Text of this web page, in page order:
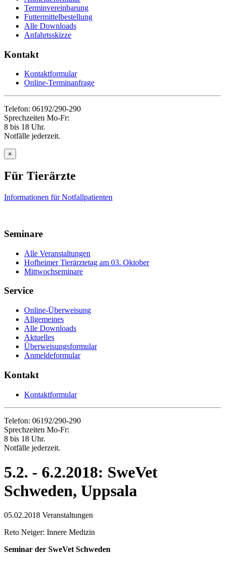
Terminvereinbarung
Futtermittelbestellung
Alle Downloads
Anfahrtsskizze
Kontakt
Kontaktformular
Online-Terminanfrage
Telefon: 06192/290-290
Sprechzeiten Mo-Fr:
8 bis 18 Uhr.
Notfälle jederzeit.
×
Für Tierärzte
Informationen für Notfallpatienten
Seminare
Alle Veranstaltungen
Hofheimer Tierärztetag am 03. Oktober
Mittwochseminare
Service
Online-Überweisung
Allgemeines
Alle Downloads
Aktuelles
Überweisungsformular
Anmeldeformular
Kontakt
Kontaktformular
Telefon: 06192/290-290
Sprechzeiten Mo-Fr:
8 bis 18 Uhr.
Notfälle jederzeit.
5.2. - 6.2.2018: SweVet
Schweden, Uppsala
05.02.2018 Veranstaltungen
Reto Neiger: Innere Medizin
Seminar der SweVet Schweden